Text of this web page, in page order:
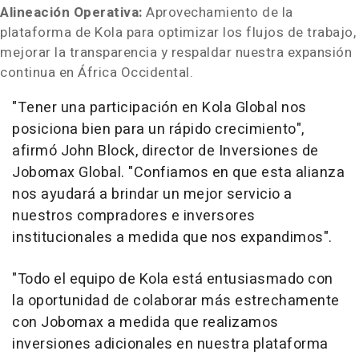
Alineación Operativa: Aprovechamiento de la
plataforma de Kola para optimizar los flujos de trabajo,
mejorar la transparencia y respaldar nuestra expansión
continua en África Occidental.
"Tener una participación en Kola Global nos
posiciona bien para un rápido crecimiento",
afirmó John Block, director de Inversiones de
Jobomax Global. "Confiamos en que esta alianza
nos ayudará a brindar un mejor servicio a
nuestros compradores e inversores
institucionales a medida que nos expandimos".
"Todo el equipo de Kola está entusiasmado con
la oportunidad de colaborar más estrechamente
con Jobomax a medida que realizamos
inversiones adicionales en nuestra plataforma